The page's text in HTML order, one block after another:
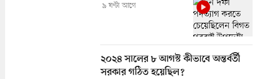
৯ ঘণ্টা আগে
২০২৪ সালের ৮ আগস্ট কীভাবে অন্তর্বর্তী
সরকার গঠিত হয়েছিল?